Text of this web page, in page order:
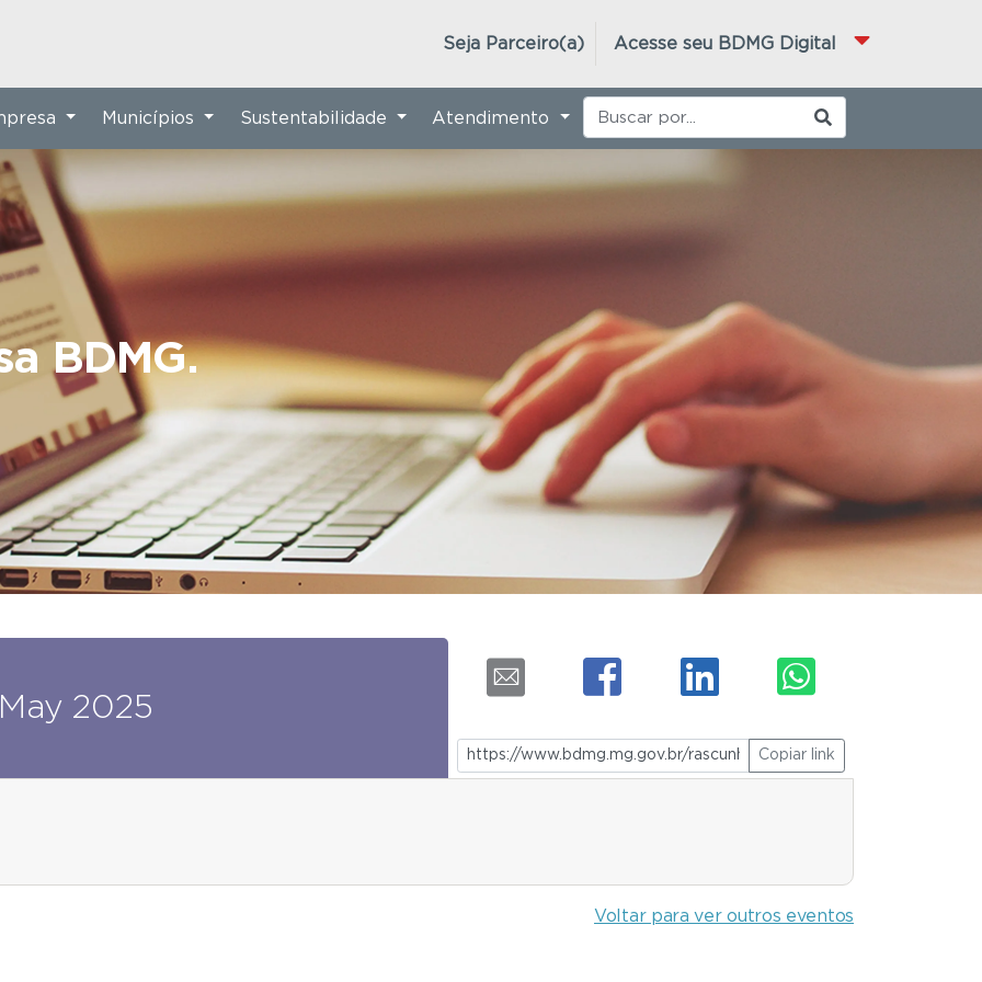
Acesse seu BDMG Digital
Seja Parceiro(a)
BDMG.
Municípios Sustentabilidade Atendimento
2025
Copiar link
Voltar para ver outros eventos